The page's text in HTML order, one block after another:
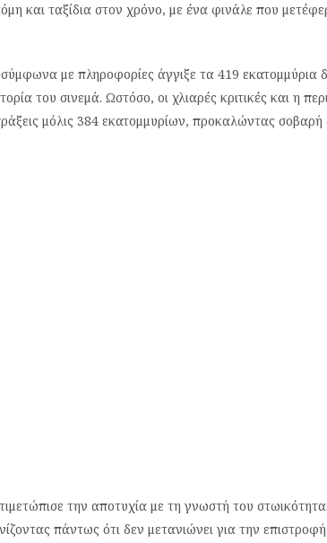
και ταξίδια στον χρόνο, με ένα φινάλε που
με πληροφορίες άγγιξε τα 419 εκατομμύρια
του σινεμά. Ωστόσο, οι χλιαρές κριτικές και η
μόλις 384 εκατομμυρίων, προκαλώντας
την αποτυχία με τη γνωστή του
πάντως ότι δεν μετανιώνει για την